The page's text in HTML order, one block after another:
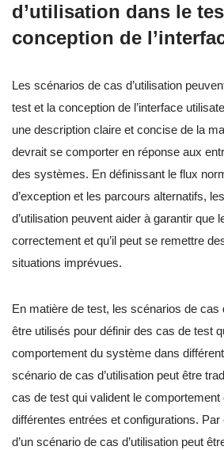
d’utilisation dans le
conception de
Les scénarios de cas d’utilisation
test et la conception de l’interface
une description claire et concise de la
devrait se comporter en réponse aux
des systèmes. En définissant le flux
d’exception et les parcours alternatifs,
d’utilisation peuvent aider à garantir que
correctement et qu’il peut se remettre
situations imprévues.
En matière de test, les scénarios de cas
être utilisés pour définir des cas de test
comportement du système dans
scénario de cas d’utilisation peut être
cas de test qui valident le
différentes entrées et configurations.
d’un scénario de cas d’utilisation peut